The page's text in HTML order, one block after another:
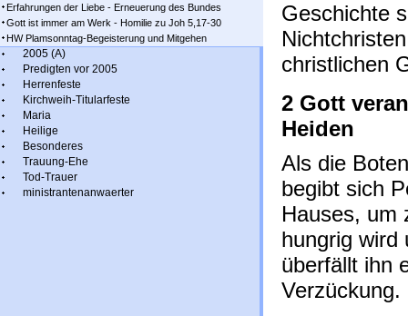
Erfahrungen der Liebe - Erneuerung des Bundes
Gott ist immer am Werk - Homilie zu Joh 5,17-30
HW Plamsonntag-Begeisterung und Mitgehen
2005 (A)
Predigten vor 2005
Herrenfeste
Kirchweih-Titularfeste
Maria
Heilige
Besonderes
Trauung-Ehe
Tod-Trauer
ministrantenanwaerter
Geschichte
christlichen
2 Gott
Heiden
Als die
begibt sich
Hauses, um
hungrig wird
überfällt ihn
Verzückung.